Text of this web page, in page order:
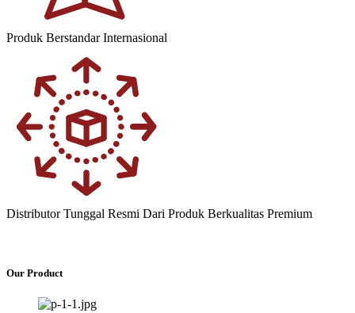
Produk Berstandar Internasional
Distributor Tunggal Resmi Dari Produk Berkualitas Premium
Our Product